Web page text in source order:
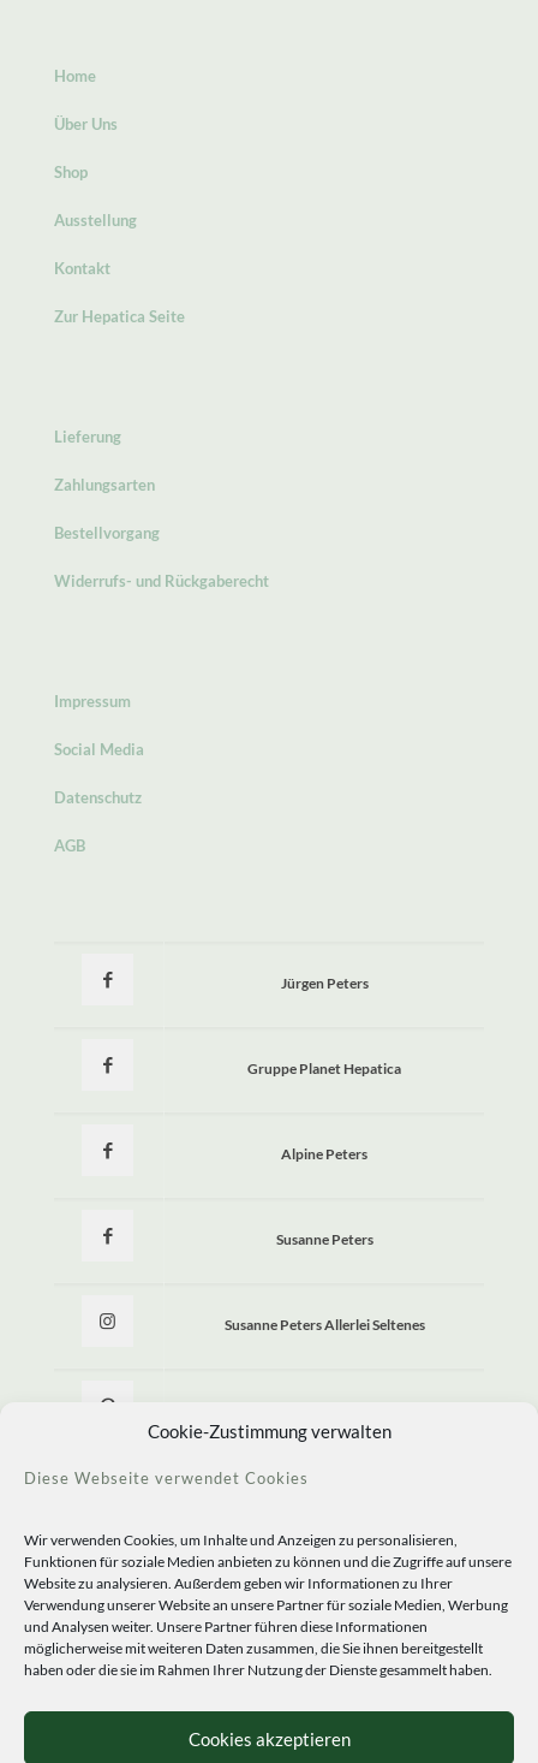
Cookie-Zustimmung verwalten
Diese Webseite verwendet Cookies
Wir verwenden Cookies, um Inhalte und Anzeigen zu personalisieren,
Funktionen für soziale Medien anbieten zu können und die Zugriffe auf unsere
Website zu analysieren. Außerdem geben wir Informationen zu Ihrer
Verwendung unserer Website an unsere Partner für soziale Medien, Werbung
und Analysen weiter. Unsere Partner führen diese Informationen
möglicherweise mit weiteren Daten zusammen, die Sie ihnen bereitgestellt
haben oder die sie im Rahmen Ihrer Nutzung der Dienste gesammelt haben.
Cookies akzeptieren
Home
Über Uns
Shop
Ausstellung
Kontakt
Zur Hepatica Seite
Lieferung
Zahlungsarten
Bestellvorgang
Widerrufs- und Rückgaberecht
Impressum
Social Media
Datenschutz
AGB
Jürgen Peters
Gruppe Planet Hepatica
Alpine Peters
Susanne Peters
Susanne Peters Allerlei Seltenes
© 2020 Staudengärtnerei Peters. All Rights Reserved.